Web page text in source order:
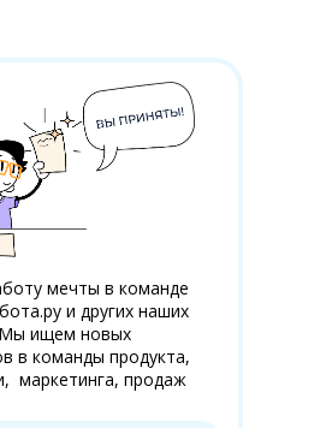
мечты в команде
и других наших
ищем новых
в команды продукта,
маркетинга, продаж